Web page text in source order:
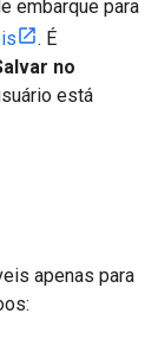
embarque para
. É
no
está
apenas para